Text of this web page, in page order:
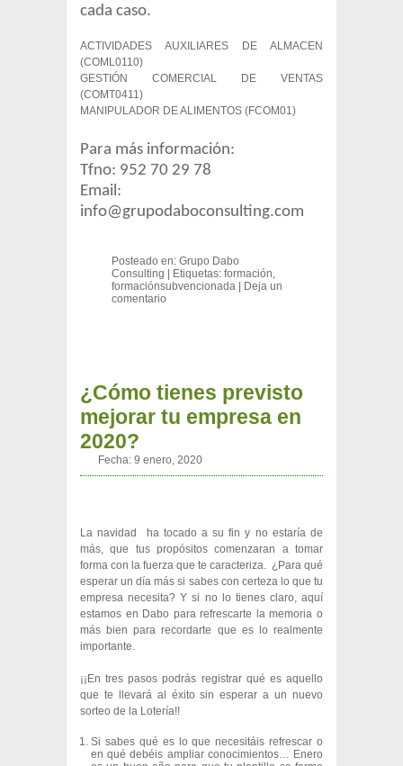
cada caso.
ACTIVIDADES AUXILIARES DE ALMACEN
(COML0110)
GESTIÓN COMERCIAL DE VENTAS
(COMT0411)
MANIPULADOR DE ALIMENTOS (FCOM01)
Para más información:
Tfno: 952 70 29 78
Email:
info@grupodaboconsulting.com
Posteado en: Grupo Dabo
Consulting
Etiquetas: formación,
formaciónsubvencionada
Deja un
comentario
¿Cómo tienes previsto
mejorar tu empresa en
2020?
Fecha: 9 enero, 2020
La navidad ha tocado a su fin y no estaría de
más, que tus propósitos comenzaran a tomar
forma con la fuerza que te caracteriza. ¿Para qué
esperar un día más si sabes con certeza lo que tu
empresa necesita? Y si no lo tienes claro, aquí
estamos en Dabo para refrescarte la memoria o
más bien para recordarte que es lo realmente
importante.
¡¡En tres pasos podrás registrar qué es aquello
que te llevará al éxito sin esperar a un nuevo
sorteo de la Lotería!!
Si sabes qué es lo que necesitáis refrescar o
en qué debéis ampliar conocimientos… Enero